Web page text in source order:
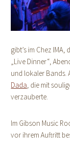
gibt’s im Chez
„Live Dinner“,
und lokaler Bands.
Dada , die mit
verzauberte.
Im Gibson Music
vor ihrem Auftritt